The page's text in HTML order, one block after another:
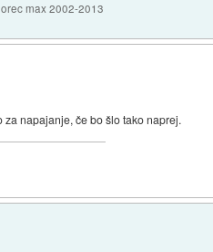
max 2002-2013
napajanje, če bo šlo tako naprej.